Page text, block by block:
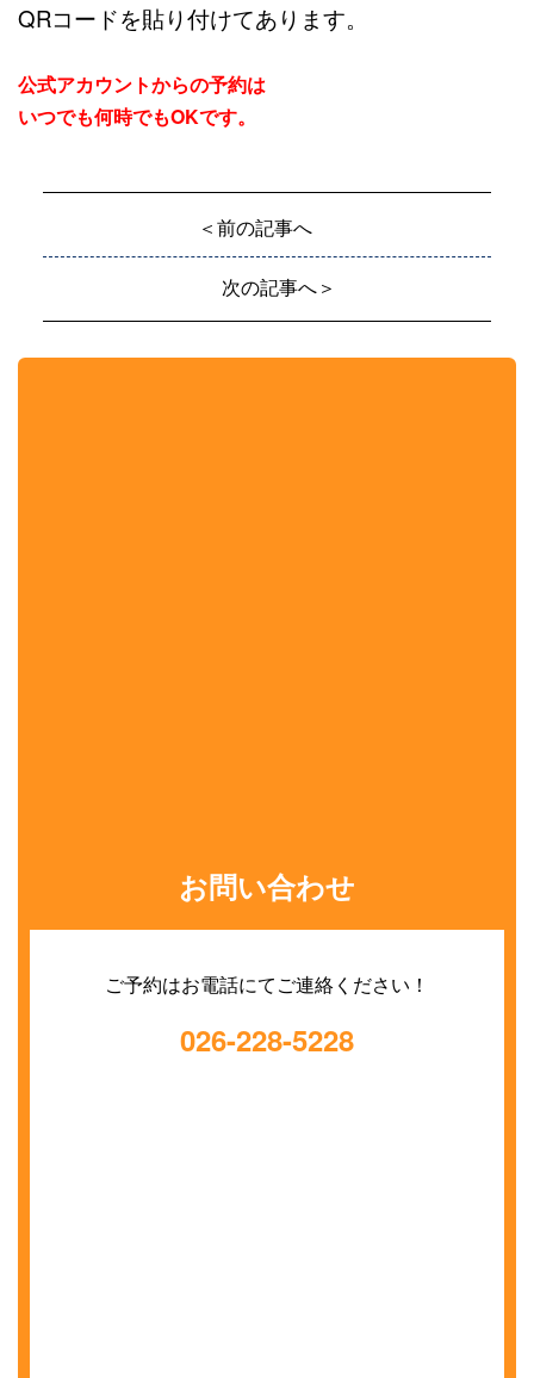
QRコードを貼り付けてあります。
公式アカウントからの予約は
いつでも何時でもOKです。
＜前の記事へ
次の記事へ＞
お問い合わせ
ご予約はお電話にてご連絡ください！
026-228-5228